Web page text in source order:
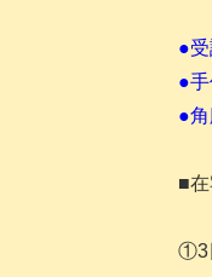
●
●
●
■
①3